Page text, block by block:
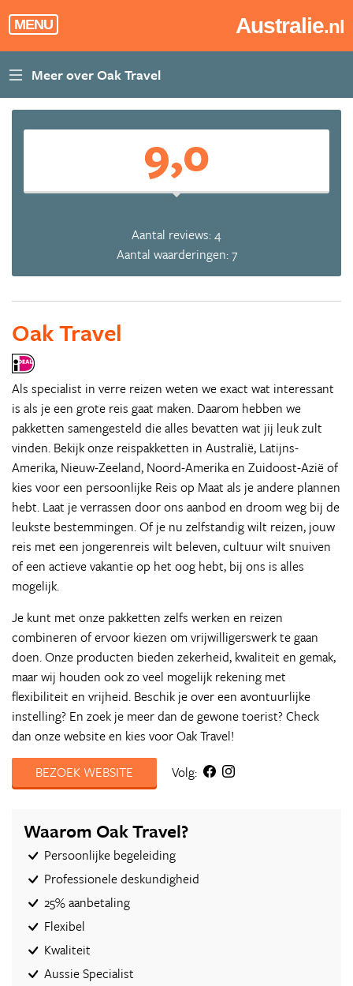
MENU Australie.nl
9,0
Aantal reviews: 4
Aantal waarderingen: 7
Oak Travel
Als specialist in verre reizen weten we exact wat interessant
is als je een grote reis gaat maken. Daarom hebben we
pakketten samengesteld die alles bevatten wat jij leuk zult
vinden. Bekijk onze reispakketten in Australië, Latijns-
Amerika, Nieuw-Zeeland, Noord-Amerika en Zuidoost-Azië of
kies voor een persoonlijke Reis op Maat als je andere plannen
hebt. Laat je verrassen door ons aanbod en droom weg bij de
leukste bestemmingen. Of je nu zelfstandig wilt reizen, jouw
reis met een jongerenreis wilt beleven, cultuur wilt snuiven
of een actieve vakantie op het oog hebt, bij ons is alles
mogelijk.
Je kunt met onze pakketten zelfs werken en reizen
combineren of ervoor kiezen om vrijwilligerswerk te gaan
doen. Onze producten bieden zekerheid, kwaliteit en gemak,
maar wij houden ook zo veel mogelijk rekening met
flexibiliteit en vrijheid. Beschik je over een avontuurlijke
instelling? En zoek je meer dan de gewone toerist? Check
dan onze website en kies voor Oak Travel!
BEZOEK WEBSITE
Volg:
Waarom Oak Travel?
Persoonlijke begeleiding
Professionele deskundigheid
25% aanbetaling
Flexibel
Kwaliteit
Aussie Specialist